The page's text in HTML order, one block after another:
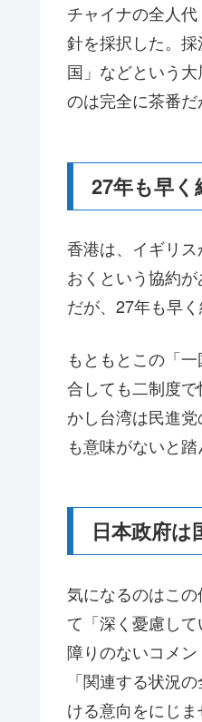
チャイナの全人
針を採択した。
国」などという
のは完全に茶番だ
27年も早く
香港は、イギリ
おくという協約
だが、27年も早
もともとこの「
合しても二制度
かし台湾は民進
も意味がないと
日本政府は
気になるのはこ
て「深く憂慮し
障りのないコメ
「関連する状況
ける意向をにじ